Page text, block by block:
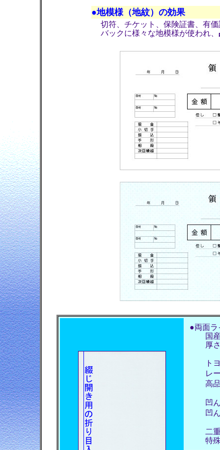
●地模様（地紋）の効果
切符、チケット、保険証書、有
バックに様々な地模様が使われ、
●両面ラ
国産
厚さ
トヨ
レー
高品
凹ん
凹ん
二
特殊